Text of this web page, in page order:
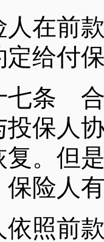
前款
定给付
合同
投保人
复。但
保险人
前款